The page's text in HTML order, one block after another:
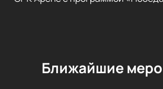
Ближайшие